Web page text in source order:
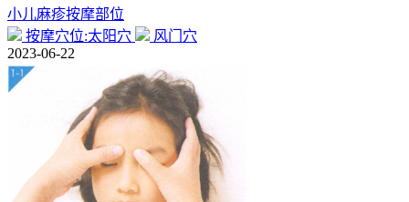
小儿麻疹按摩部位
按摩穴位:太阳穴
风门穴
2023-06-22